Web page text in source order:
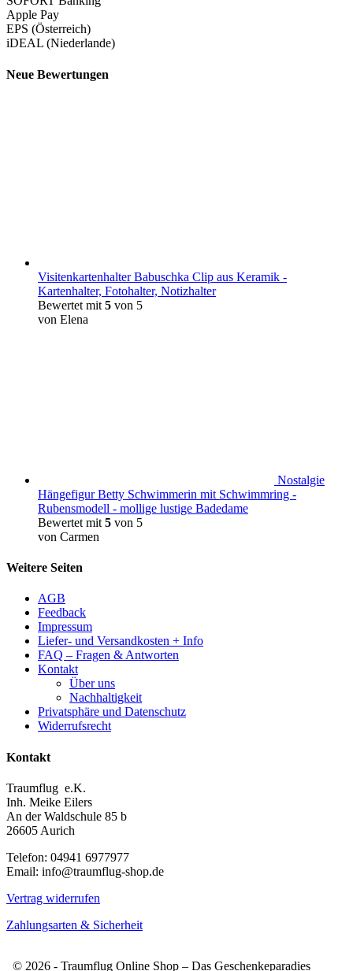
Apple Pay
EPS (Österreich)
iDEAL (Niederlande)
Neue Bewertungen
Visitenkartenhalter Babuschka Clip aus Keramik -
Kartenhalter, Fotohalter, Notizhalter
Bewertet mit 5 von 5
von Elena
Nostalgie
Hängefigur Betty Schwimmerin mit Schwimmring -
Rubensmodell - mollige lustige Badedame
Bewertet mit 5 von 5
von Carmen
Weitere Seiten
AGB
Feedback
Impressum
Liefer- und Versandkosten + Info
FAQ – Fragen & Antworten
Kontakt
Über uns
Nachhaltigkeit
Privatsphäre und Datenschutz
Widerrufsrecht
Kontakt
Traumflug e.K.
Inh. Meike Eilers
An der Waldschule 85 b
26605 Aurich
Telefon: 04941 6977977
Email: info@traumflug-shop.de
Vertrag widerrufen
Zahlungsarten & Sicherheit
© 2026 - Traumflug Online Shop – Das Geschenkeparadies